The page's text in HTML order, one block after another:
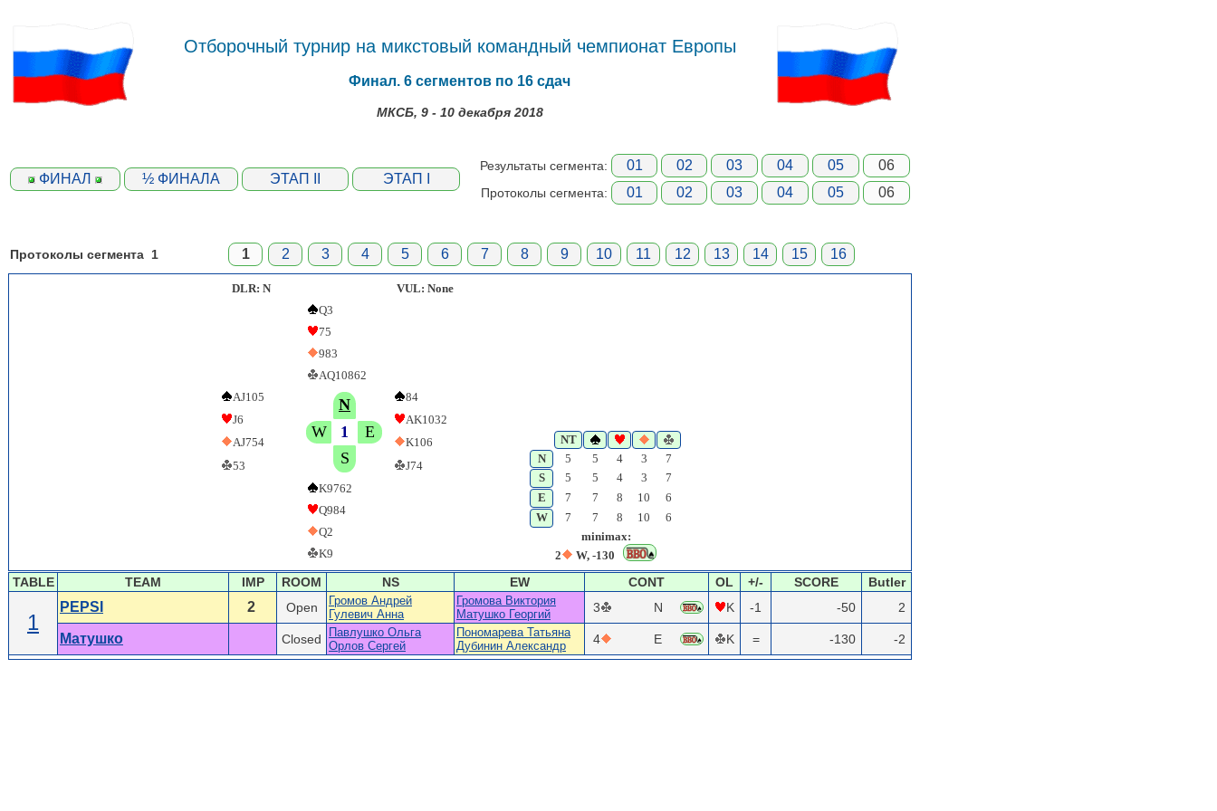
Отборочный турнир на микстовый командный чемпионат Европы
Финал. 6 сегментов по 16 сдач
МКСБ, 9 - 10 декабря 2018
ФИНАЛ ½ ФИНАЛА ЭТАП II ЭТАП I
Результаты сегмента: 01 02 03 04 05 06
Протоколы сегмента: 01 02 03 04 05 06
Протоколы сегмента 1 1 2 3 4 5 6 7 8 9 10 11 12 13 14 15 16
DLR: N
VUL: None
Q3
75
983
AQ10862
AJ105
N
W
1
E
S
84
J6
AK1032
AJ754
K106
53
J74
K9762
Q984
Q2
K9
NT
N
5 5 4 3
7
S
5 5 4 3
7
E
7 7 8 10
6
W
7 7 8 10
6
minimax:
2
W, -130
TABLE TEAM IMP ROOM NS EW CONT OL +/- SCORE Butler
1
PEPSI 2 Open
Громов Андрей
Гулевич Анна
Громова Виктория
Матушко Георгий
3 N K -1 -50 2
Матушко Closed
Павлушко Ольга
Орлов Сергей
Пономарева Татьяна
Дубинин Александр
4 E K = -130 -2